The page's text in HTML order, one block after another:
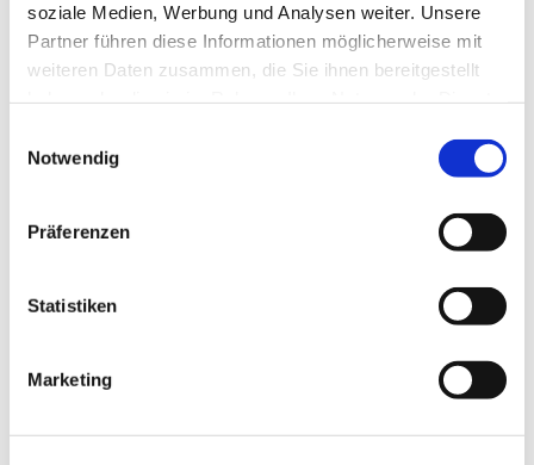
soziale Medien, Werbung und Analysen weiter. Unsere
Partner führen diese Informationen möglicherweise mit
weiteren Daten zusammen, die Sie ihnen bereitgestellt
Notwendig
Präferenzen
Statistiken
Marketing